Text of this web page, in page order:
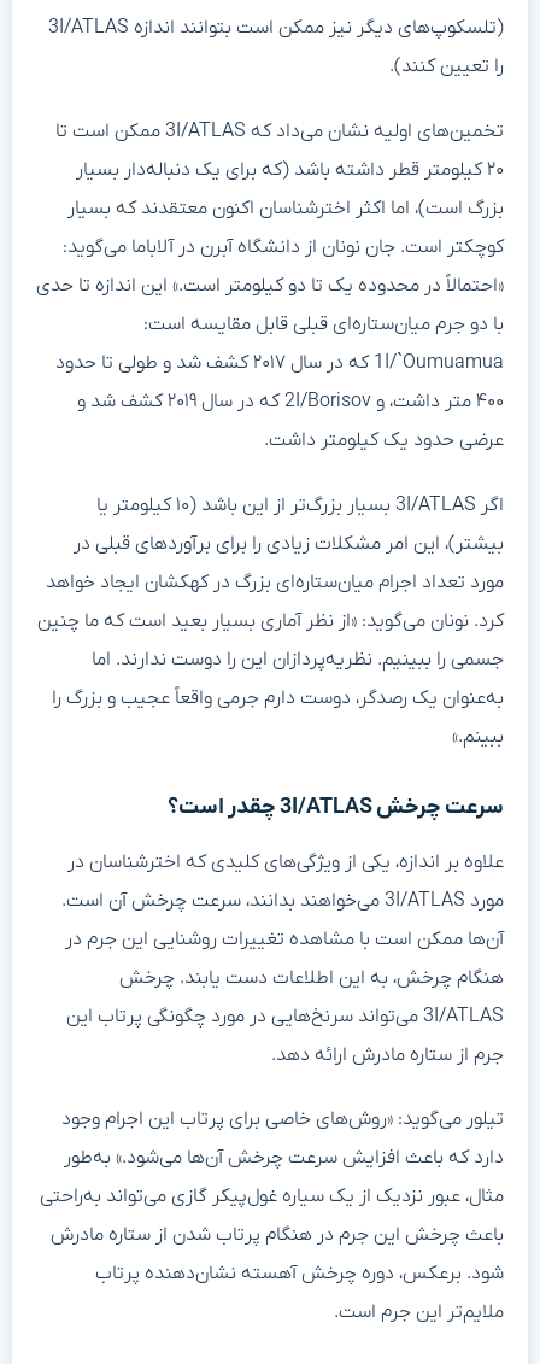
(تلسکوپ‌های دیگر نیز ممکن است بتوانند اندازه 3I/ATLAS
را تعیین کنند).
تخمین‌های اولیه نشان می‌داد که 3I/ATLAS ممکن است تا
۲۰ کیلومتر قطر داشته باشد (که برای یک دنباله‌دار بسیار
بزرگ است)، اما اکثر اخترشناسان اکنون معتقدند که بسیار
کوچکتر است. جان نونان از دانشگاه آبرن در آلاباما می‌گوید:
«احتمالاً در محدوده یک تا دو کیلومتر است.» این اندازه تا حدی
با دو جرم میان‌ستاره‌ای قبلی قابل مقایسه است:
1I/`Oumuamua که در سال ۲۰۱۷ کشف شد و طولی تا حدود
۴۰۰ متر داشت، و 2I/Borisov که در سال ۲۰۱۹ کشف شد و
عرضی حدود یک کیلومتر داشت.
اگر 3I/ATLAS بسیار بزرگ‌تر از این باشد (۱۰ کیلومتر یا
بیشتر)، این امر مشکلات زیادی را برای برآوردهای قبلی در
مورد تعداد اجرام میان‌ستاره‌ای بزرگ در کهکشان ایجاد خواهد
کرد. نونان می‌گوید: «از نظر آماری بسیار بعید است که ما چنین
جسمی را ببینیم. نظریه‌پردازان این را دوست ندارند. اما
به‌عنوان یک رصدگر، دوست دارم جرمی واقعاً عجیب و بزرگ را
ببینم.»
سرعت چرخش 3I/ATLAS چقدر است؟
علاوه بر اندازه، یکی از ویژگی‌های کلیدی که اخترشناسان در
مورد 3I/ATLAS می‌خواهند بدانند، سرعت چرخش آن است.
آن‌ها ممکن است با مشاهده تغییرات روشنایی این جرم در
هنگام چرخش، به این اطلاعات دست یابند. چرخش
3I/ATLAS می‌تواند سرنخ‌هایی در مورد چگونگی پرتاب این
جرم از ستاره مادرش ارائه دهد.
تیلور می‌گوید: «روش‌های خاصی برای پرتاب این اجرام وجود
دارد که باعث افزایش سرعت چرخش آن‌ها می‌شود.» به‌طور
مثال، عبور نزدیک از یک سیاره غول‌پیکر گازی می‌تواند به‌راحتی
باعث چرخش این جرم در هنگام پرتاب شدن از ستاره مادرش
شود. برعکس، دوره چرخش آهسته نشان‌دهنده پرتاب
ملایم‌تر این جرم است.